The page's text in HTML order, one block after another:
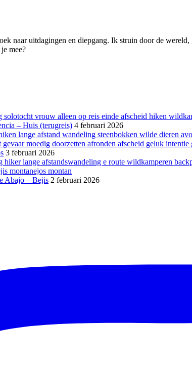
naar uitdagingen en diepgang. Ik struin door de
mee?
– Huis (terugreis) 4 februari 2026
3 februari 2026
Abajo – Bejis 2 februari 2026